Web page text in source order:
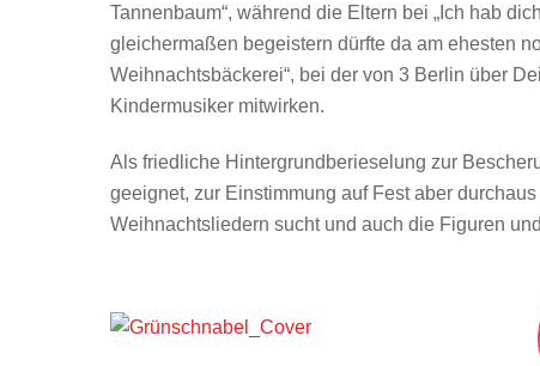
Tannenbaum“, während die Eltern bei „Ich hab
gleichermaßen begeistern dürfte da am ehesten
Weihnachtsbäckerei“, bei der von 3 Berlin über
Kindermusiker mitwirken.
Als friedliche Hintergrundberieselung zur
geeignet, zur Einstimmung auf Fest aber
Weihnachtsliedern sucht und auch die Figuren